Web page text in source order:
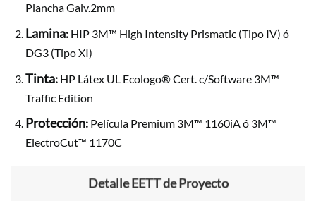
Plancha Galv.2mm
Lamina:HIP 3M™ High Intensity Prismatic (Tipo IV) ó
DG3 (Tipo XI)
Tinta:HP Látex UL Ecologo® Cert. c/Software 3M™
Traffic Edition
Protección:Película Premium 3M™ 1160iA ó 3M™
ElectroCut™ 1170C
Detalle EETT de Proyecto